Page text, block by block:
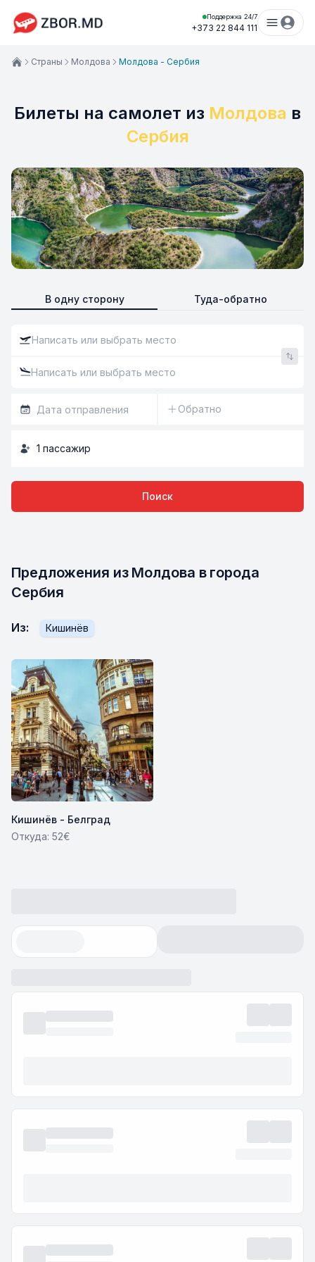
Поддержка 24/7
+373 22 844 111
Билеты на самолет из Молдова в
Сербия
В одну сторону Туда-обратно
Обратно
1 пассажир
Поиск
Страны Молдова Молдова - Сербия
Предложения из Молдова в города
Сербия
Из: Кишинёв
Кишинёв - Белград
Откуда: 52€